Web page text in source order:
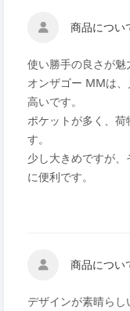
商品につい
使い勝手の良さが魅
オンザゴー MMは
高いです。
ポケットが多く、
す。
少し大きめですが
に便利です。
商品につい
デザインが素晴らし